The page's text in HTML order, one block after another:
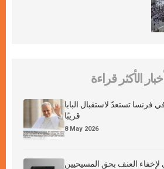
الأكثر قراءة
فرنسا تستعدّ لاستقبال البابا
قريبًا
8 May 2026
لإخفاء العنف بحق المسيحيين